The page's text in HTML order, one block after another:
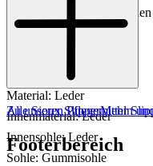
und unterstreichen dabei
Art.Nr.: 100003986938
Material: Leder
Innenmaterial: Leder
Innensohle: Leder
Sohle: Gummisohle
Zu unseren Pflegemitteln
Alle Sioux SlipperMehr
Footerbereich